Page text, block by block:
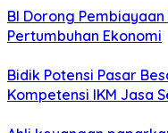
BI Dorong
Pertumbuhan Ekonomi
Bidik Potensi Pasar
Kompetensi IKM Jasa